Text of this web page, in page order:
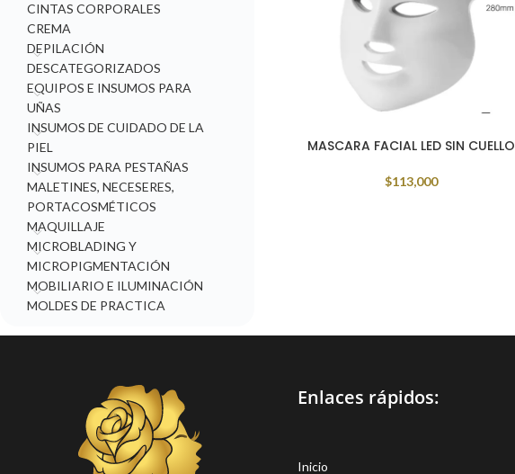
CINTAS CORPORALES
CREMA
DEPILACIÓN
DESCATEGORIZADOS
EQUIPOS E INSUMOS PARA
UÑAS
INSUMOS DE CUIDADO DE LA
PIEL
INSUMOS PARA PESTAÑAS
MALETINES, NECESERES,
PORTACOSMÉTICOS
MAQUILLAJE
MICROBLADING Y
MICROPIGMENTACIÓN
MOBILIARIO E ILUMINACIÓN
MOLDES DE PRACTICA
MASCARA FACIAL LED SIN CUELLO
$113,000
Enlaces rápidos:
Inicio